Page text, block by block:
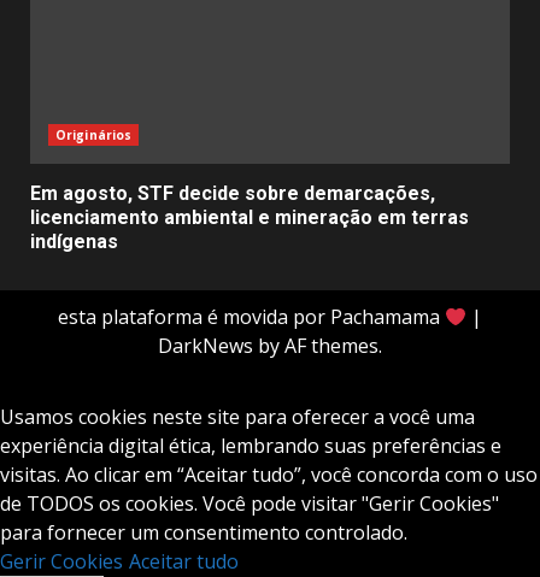
Originários
Em agosto, STF decide sobre demarcações,
licenciamento ambiental e mineração em terras
indígenas
esta plataforma é movida por Pachamama
|
DarkNews by AF themes.
Usamos cookies neste site para oferecer a você uma
experiência digital ética, lembrando suas preferências e
visitas. Ao clicar em “Aceitar tudo”, você concorda com o uso
de TODOS os cookies. Você pode visitar "Gerir Cookies"
para fornecer um consentimento controlado.
Gerir Cookies Aceitar tudo